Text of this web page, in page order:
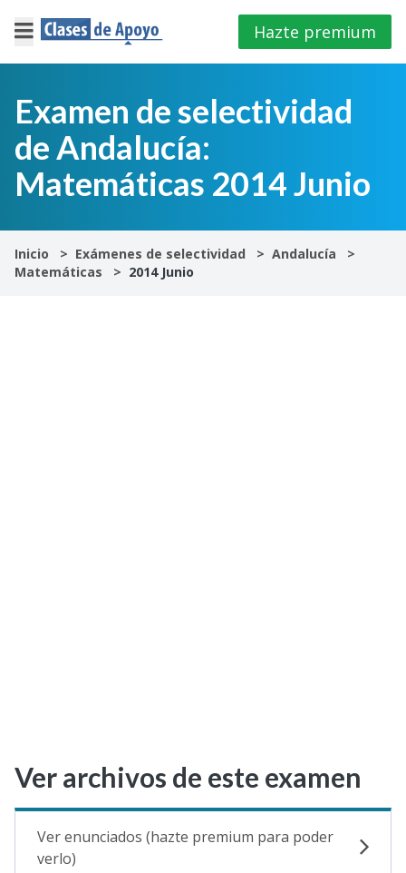
×
Iniciar
sesión
E.S.O
Hazte premium
Examen de selectividad
de Andalucía:
Matemáticas 2014 Junio
Inicio Exámenes de selectividad
Andalucía
Matemáticas
2014 Junio
Ver archivos de este examen
Ver enunciados (hazte premium para poder
verlo)